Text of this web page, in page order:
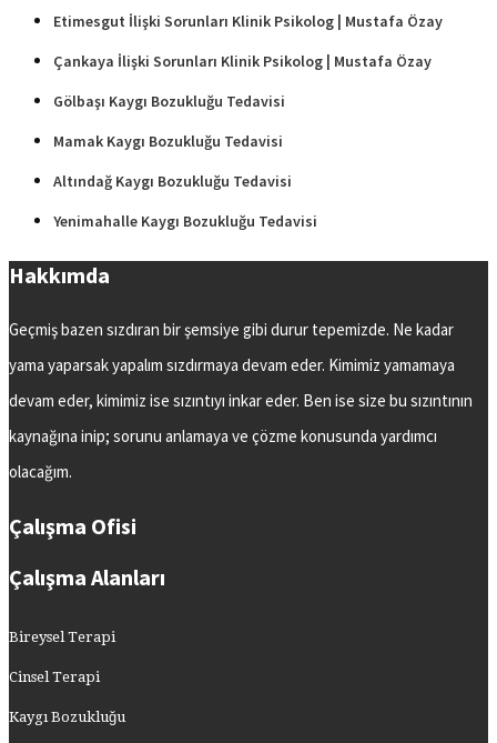
Etimesgut İlişki Sorunları Klinik Psikolog | Mustafa Özay
Çankaya İlişki Sorunları Klinik Psikolog | Mustafa Özay
Gölbaşı Kaygı Bozukluğu Tedavisi
Mamak Kaygı Bozukluğu Tedavisi
Altındağ Kaygı Bozukluğu Tedavisi
Yenimahalle Kaygı Bozukluğu Tedavisi
Hakkımda
Geçmiş bazen sızdıran bir şemsiye gibi durur tepemizde. Ne kadar
yama yaparsak yapalım sızdırmaya devam eder. Kimimiz yamamaya
devam eder, kimimiz ise sızıntıyı inkar eder. Ben ise size bu sızıntının
kaynağına inip; sorunu anlamaya ve çözme konusunda yardımcı
olacağım.
Çalışma Ofisi
Çalışma Alanları
Bireysel Terapi
Cinsel Terapi
Kaygı Bozukluğu